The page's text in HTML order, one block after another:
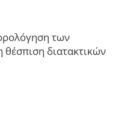
των
διατακτικών